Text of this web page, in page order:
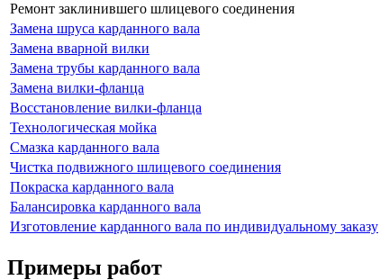
Ремонт заклинившего шлицевого соединения
Замена шруса карданного вала
Замена вварной вилки
Замена трубы карданного вала
Замена вилки-фланца
Восстановление вилки-фланца
Технологическая мойка
Смазка карданного вала
Чистка подвижного шлицевого соединения
Покраска карданного вала
Балансировка карданного вала
Изготовление карданного вала по индивидуальному заказу
Примеры работ